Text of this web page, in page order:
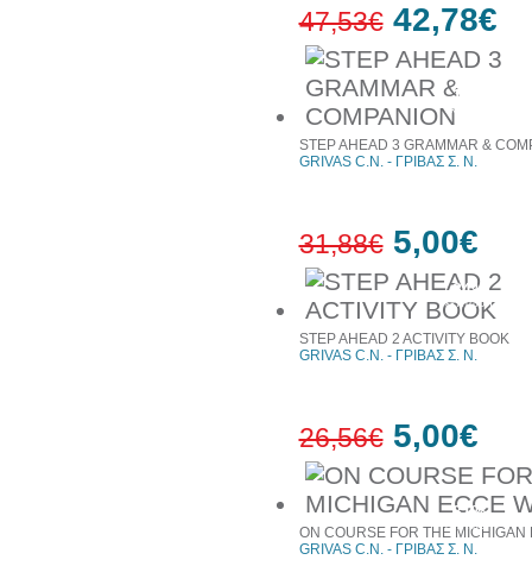
10%
έκπτωση
47,53€ 42,78€
84%
έκπτωση
STEP AHEAD 3 GRAMMAR &
GRIVAS C.N. - ΓΡΙΒΑΣ Σ. Ν.
31,88€ 5,00€
81%
έκπτωση
STEP AHEAD 2 ACTIVITY BOOK
GRIVAS C.N. - ΓΡΙΒΑΣ Σ. Ν.
26,56€ 5,00€
ON COURSE FOR THE MICHIGAN
GRIVAS C.N. - ΓΡΙΒΑΣ Σ. Ν.